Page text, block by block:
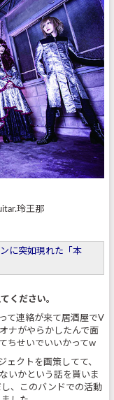
玲王那
に突如現れた「本
ください。
て連絡が来て居酒屋でV
ナがやらかしたんで面
ちせいでいいかってw
ェクトを画策してて、
いかという話を貰いま
、このバンドでの活動